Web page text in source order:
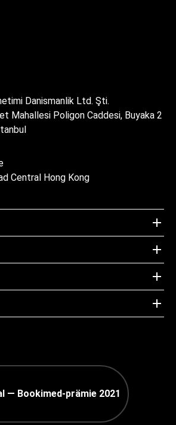
Danismanlik Ltd. Şti.
Mahallesi Poligon Caddesi, Buyaka 2
Central Hong Kong
— Bookimed-prämie 2021